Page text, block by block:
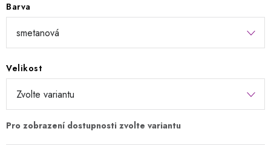
Barva
Velikost